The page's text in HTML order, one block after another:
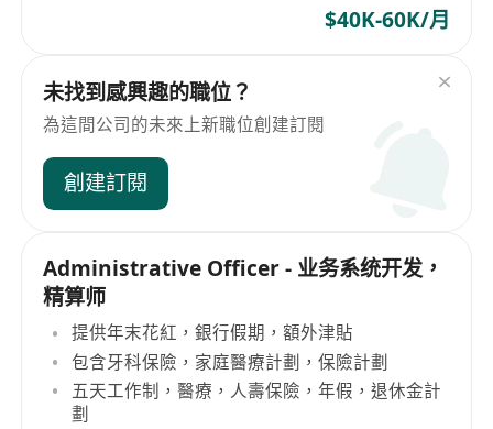
$40K-60K/月
未找到感興趣的職位？
為這間公司的未來上新職位創建訂閱
創建訂閱
Administrative Officer - 业务系统开发，
精算师
提供年末花紅，銀行假期，額外津貼
包含牙科保險，家庭醫療計劃，保險計劃
五天工作制，醫療，人壽保險，年假，退休金計
劃